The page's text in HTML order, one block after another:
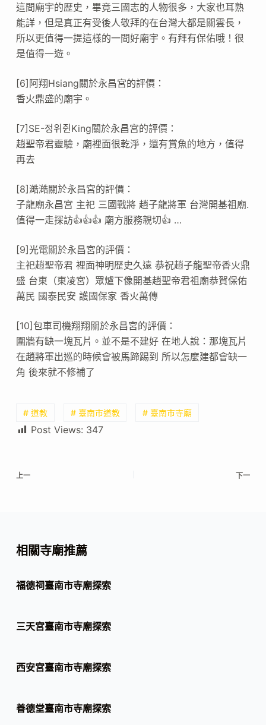
這間廟宇的歴史，畢竟三國志的人物很多，大家也耳熟
能詳，但是真正有受後人敬拜的在台灣大都是關雲長，
所以更值得一提這樣的一間好廟宇。有拜有保佑哦！很
是值得一遊。
[6]阿翔Hsiang關於永昌宮的評價：
香火鼎盛的廟宇。
[7]SE-정위쥔King關於永昌宮的評價：
趙聖帝君靈驗，廟裡面很乾淨，還有賞魚的地方，值得
再去
[8]澔澔關於永昌宮的評價：
子龍廟永昌宮 主祀 三國戰將 趙子龍將軍 台灣開基祖廟.
值得一走探訪👍👍👍 廟方服務親切👍 …
[9]光電關於永昌宮的評價：
主祀趙聖帝君 裡面神明歴史久遠 恭祝趙子龍聖帝香火鼎
盛 台東（東凌宮）眾爐下像開基趙聖帝君祖廟恭賀保佑
萬民 國泰民安 護國保家 香火萬傳
[10]包車司機翔翔關於永昌宮的評價：
圍牆有缺一塊瓦片。並不是不建好 在地人說：那塊瓦片
在趙將軍出巡的時候會被馬蹄踢到 所以怎麼建都會缺一
角 後來就不修補了
# 道教 # 臺南市道教 # 臺南市寺廟
Post Views: 347
上一 下一
相關寺廟推薦
福德祠臺南市寺廟探索
三天宮臺南市寺廟探索
西安宮臺南市寺廟探索
善德堂臺南市寺廟探索